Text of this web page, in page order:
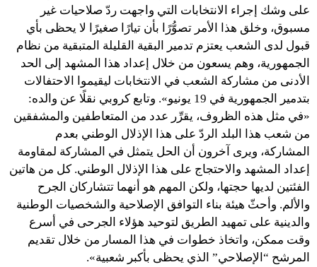
على وشك إجراء الانتخابات التي واجهت ردّ صلاحيات غير
مسبوق، وخلق هذا الأمر تصوُّرًا بأن تيارًا صغيرًا لا يحظى بأي
قبول لدى الشعب يعتزم تدمير البقية القليلة المتبقية من نظام
الجمهورية، وهم يسعون من خلال إعداد هذا المشهد إلى الحد
الأدنى من مشاركة الشعب في الانتخابات ليقيموا الاحتفالات
بتدمير الجمهورية في 19 يونيو». وتابع كروبي نقلًا عن والده:
«في مثل هذه الظروف، يقرِّر عدد من المتعاطفين والمشفقين
من شعب هذا البلد الردّ على هذا الإذلال الوطني بعدم
المشاركة، ويرى آخرون أن الحل يتمثل في المشاركة لمقاومة
إعداد المشهد والاحتجاج على هذا الإذلال الوطني. كل من هاتين
الفئتين لديها حجتها، ولكن المهم هو أنهما تتشاركان الجرح
والألم. وأحثّ هيئة بناء التوافق الإصلاحية والشخصيات الوطنية
والدينية على تمهيد الطريق لتوحيد هؤلاء الجرحى في أسرع
وقت ممكن، واتخاذ خطوات في هذا المسار من خلال تقديم
المرشح “الإصلاحي” الذي يحظى بأكبر شعبية».